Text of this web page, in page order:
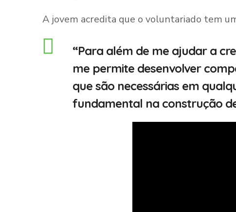
A jovem acredita que o voluntariado tem
“Para além de me ajudar a
me permite desenvolver
que são necessárias em
fundamental na construção